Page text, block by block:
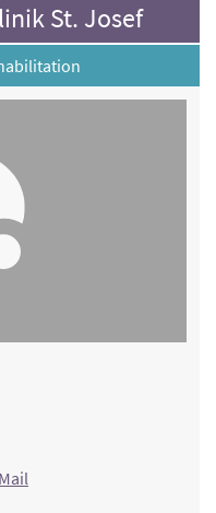
St. Josef